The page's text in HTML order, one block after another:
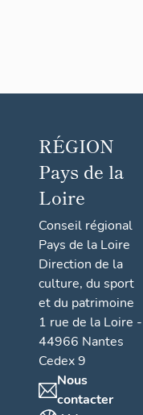
RÉGION
Pays de la
Loire
Conseil régional
Pays de la Loire
Direction de la
culture, du sport
et du patrimoine
1 rue de la Loire -
44966 Nantes
Cedex 9
Nous
contacter